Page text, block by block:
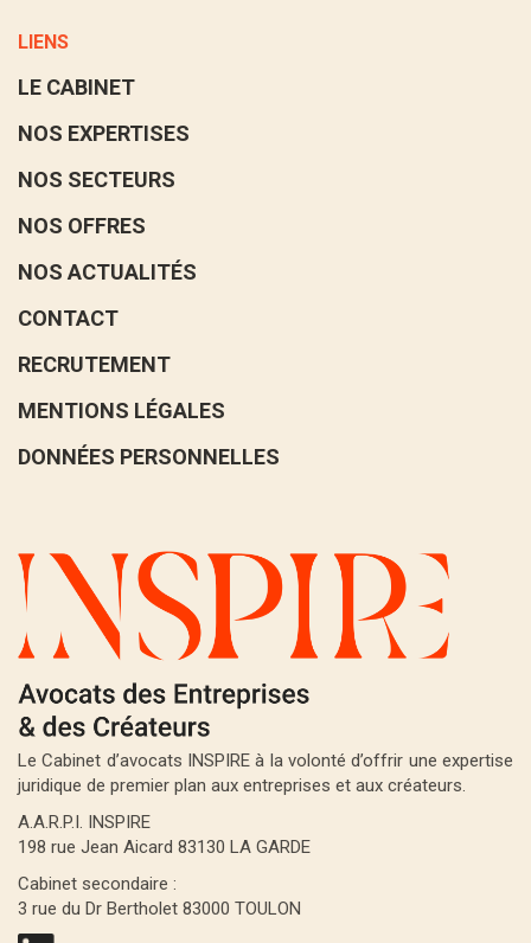
LIENS
LE CABINET
NOS EXPERTISES
NOS SECTEURS
NOS OFFRES
NOS ACTUALITÉS
CONTACT
RECRUTEMENT
MENTIONS LÉGALES
DONNÉES PERSONNELLES
Le Cabinet d’avocats INSPIRE à la volonté d’offrir une expertise
juridique de premier plan aux entreprises et aux créateurs.
A.A.R.P.I. INSPIRE
198 rue Jean Aicard 83130 LA GARDE
Cabinet secondaire :
3 rue du Dr Bertholet 83000 TOULON